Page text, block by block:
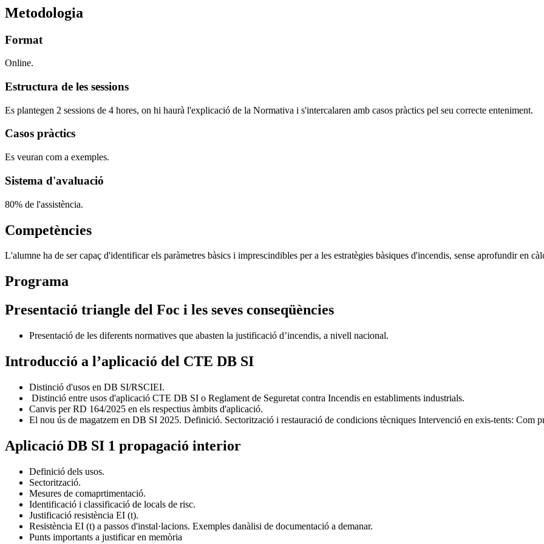
Metodologia
Format
Online.
Estructura de les sessions
Es plantegen 2 sessions de 4 hores, on hi haurà l'explicació de la Normativa i s'intercalaren amb casos pràctics pel seu correcte enteniment.
Casos pràctics
Es veuran com a exemples.
Sistema d'avaluació
80% de l'assistència.
Competències
L'alumne ha de ser capaç d'identificar els paràmetres bàsics i imprescindibles per a les estratègies bàsiques d'incendis, sense aprofundir en
Programa
Presentació triangle del Foc i les seves conseqüències
Presentació de les diferents normatives que abasten la justificació d’incendis, a nivell nacional.
Introducció a l’aplicació del CTE DB SI
Distinció d'usos en DB SI/RSCIEI.
Distinció entre usos d'aplicació CTE DB SI o Reglament de Seguretat contra Incendis en establiments industrials.
Canvis per RD 164/2025 en els respectius àmbits d'aplicació.
El nou ús de magatzem en DB SI 2025. Definició. Sectorització i restauració de condicions tècniques Intervenció en exis-tents: Com
Aplicació DB SI 1 propagació interior
Definició dels usos.
Sectorització.
Mesures de comaprtimentació.
Identificació i classificació de locals de risc.
Justificació resistència EI (t).
Resistència EI (t) a passos d'instal·lacions. Exemples danàlisi de documentació a demanar.
Punts importants a justificar en memòria